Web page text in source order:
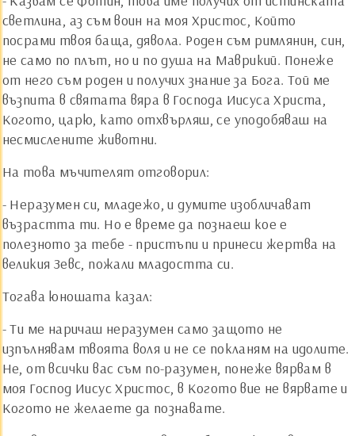
светлина, аз съм воин на моя Христос, Който
посрами твоя баща, дявола. Роден съм римлянин, син,
не само по плът, но и по душа на Маврикий. Понеже
от него съм роден и получих знание за Бога. Той ме
възпита в святата вяра в Господа Иисуса Христа,
Когото, царю, като отхвърляш, се уподобяваш на
несмислените животни.
На това мъчителят отговорил:
- Неразумен си, младежо, и думите изобличават
възрастта ти. Но е време да познаеш кое е
полезното за тебе - пристъпи и принеси жертва на
великия Зевс, пожали младостта си.
Тогава юношата казал:
- Ти ме наричаш неразумен само защото не
изпълнявам твоята воля и не се покланям на идолите.
Не, от всички вас съм по-разумен, понеже вярвам в
моя Господ Иисус Христос, в Когото вие не вярвате и
Когото не желаете да познавате.